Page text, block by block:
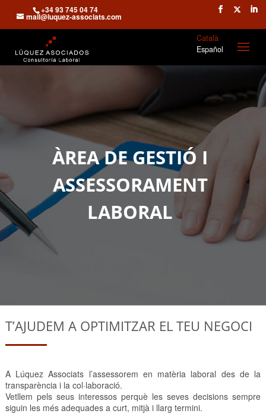
+34 93 745 04 74
mail@luquez-associats.com
Català
Español
ÀREA DE GESTIÓ I
ASSESSORAMENT
LABORAL
T’AJUDEM A OPTIMITZAR EL TEU NEGOCI
A Lúquez Associats l’assessorem en matèria laboral des de la
transparència i la col·laboració.
Vetllem pels seus interessos perquè les seves decisions sempre
siguin les més adequades a curt, mitjà i llarg termini.